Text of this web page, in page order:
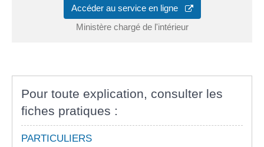
Accéder au service en ligne
Ministère chargé de l'intérieur
Pour toute explication, consulter les
fiches pratiques :
PARTICULIERS